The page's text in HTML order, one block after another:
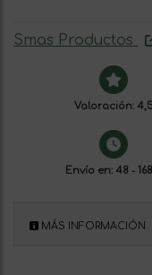
Smas Productos
Valoración: 4,5
Envío en: 48 -
MÁS INFORMACIÓN